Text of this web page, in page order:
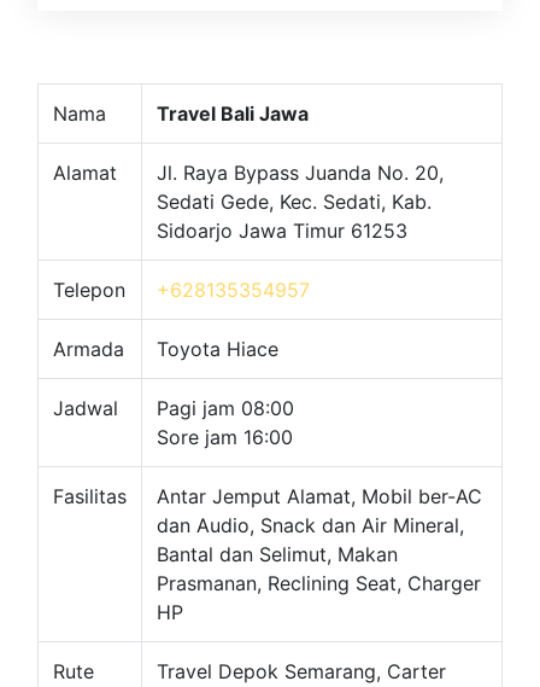
Nama Travel Bali Jawa
Alamat
Jl. Raya Bypass Juanda No. 20,
Sedati Gede, Kec. Sedati, Kab.
Sidoarjo Jawa Timur 61253
Telepon +628135354957
Armada Toyota Hiace
Jadwal
Pagi jam 08:00
Sore jam 16:00
Fasilitas
Antar Jemput Alamat, Mobil ber-AC
dan Audio, Snack dan Air Mineral,
Bantal dan Selimut, Makan
Prasmanan, Reclining Seat, Charger
HP
Rute
Travel Depok Semarang, Carter